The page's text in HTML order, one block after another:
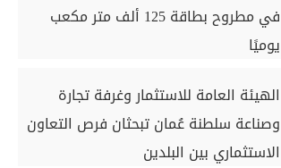
في مطروح بطاقة 125 ألف متر مكعب
يوميًا
الهيئة العامة للاستثمار وغرفة تجارة
وصناعة سلطنة عُمان تبحثان فرص التعاون
الاستثماري بين البلدين